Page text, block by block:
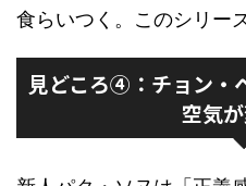
食らいつく。このシリー
見どころ④：チョン・
空気